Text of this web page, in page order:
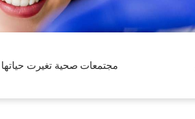
مجتمعات صحية تغيرت حياتها